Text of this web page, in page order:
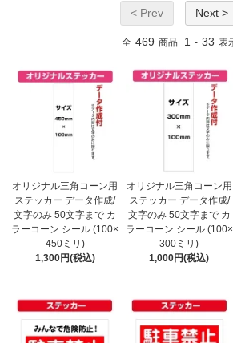
< Prev Next >
全 469 商品 1 - 33 表
オリジナル三角コーン用
ステッカー データ作成/
文字のみ 50文字まで カ
ラーコーン シール (100×
450ミリ)
1,300円(税込)
オリジナル三角コーン用
ステッカー データ作成/
文字のみ 50文字まで カ
ラーコーン シール (100×
300ミリ)
1,000円(税込)